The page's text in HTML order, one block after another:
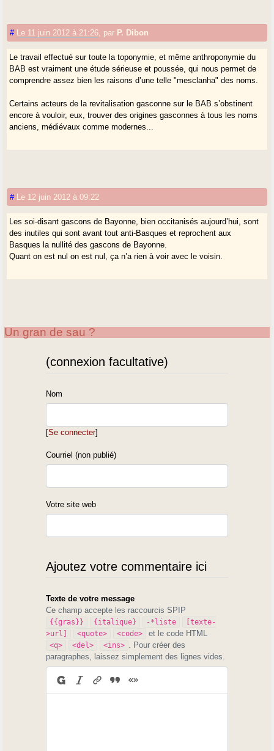
# Le 11 juin 2012 à 21:26 par P. Dibon
Le travail effectué sur toute la toponymie, et même anthroponymie du
BAB est vraiment une étude sérieuse et poussée, qui nous permet de
comprendre assez bien les raisons d’une telle "mesclanha" des noms.
Certains acteurs de la revitalisation gasconne sur le BAB s’obstinent
encore à vouloir, eux, trouver des origines gasconnes à tous les noms
anciens, médiévaux comme modernes...
# Le 12 juin 2012 à 09:22
Les soi-disant gascons de Bayonne, bien occitanisés aujourd’hui, sont
des inutiles qui sont avant tout anti-Basques et reprochent aux
Basques la nullité des gascons de Bayonne.
Quant on est nul on est nul, ça n’a rien à voir avec le voisin.
Un gran de sau ?
(connexion facultative)
Nom
[Se connecter]
Courriel (non publié)
Votre site web
Ajoutez votre commentaire ici
Texte de votre message
Ce champ accepte les raccourcis SPIP
{{gras}} {italique} -*liste
[texte-
>url]
<quote> <code> et le code HTML
<q> <del> <ins>
. Pour créer des
paragraphes, laissez simplement des lignes vides.